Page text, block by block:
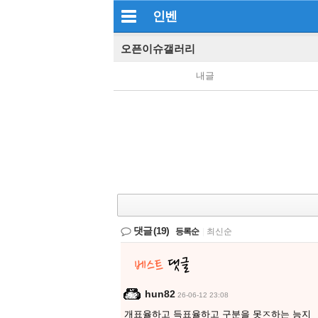
인벤
오픈이슈갤러리
내글
댓글(19) 등록순 최신순
hun82 26-06-12 23:08
개표율하고 득표율하고 구분을 못ㅈ하는 능지